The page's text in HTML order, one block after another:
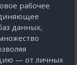
рабочее
данных,
— от личных